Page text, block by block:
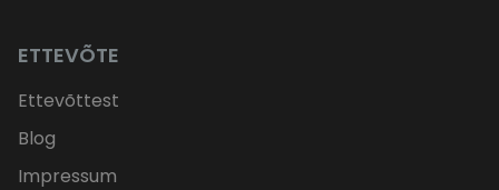
ETTEVÕTE
Ettevõttest
Blog
Impressum